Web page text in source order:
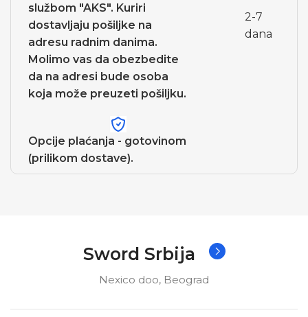
službom "AKS". Kuriri
dostavljaju pošiljke na
adresu radnim danima.
Molimo vas da obezbedite
da na adresi bude osoba
koja može preuzeti pošiljku.
2-7
dana
Opcije plaćanja - gotovinom
(prilikom dostave).
Sword Srbija
Nexico doo, Beograd